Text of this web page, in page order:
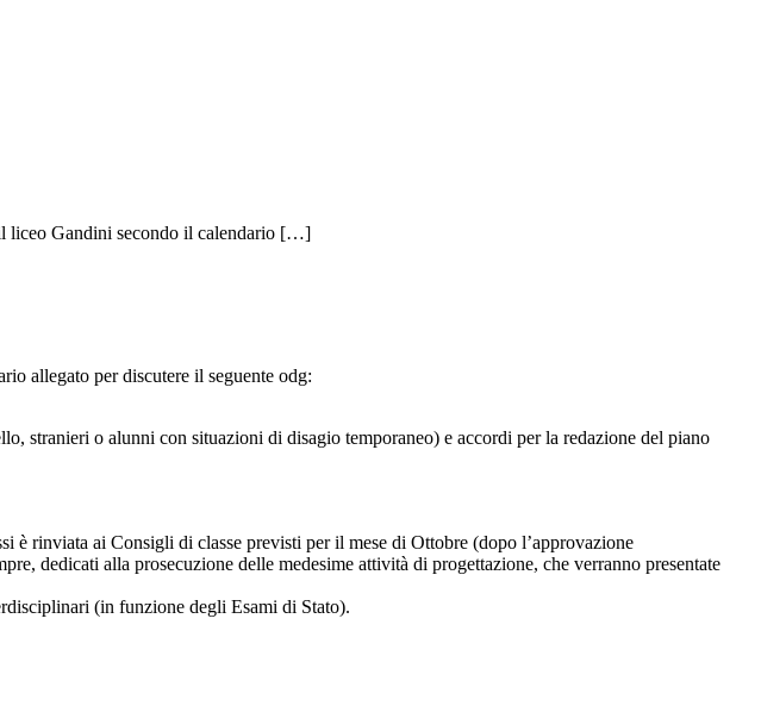
liceo Gandini secondo il calendario […]
allegato per discutere il seguente odg:
stranieri o alunni con situazioni di disagio temporaneo) e accordi per la redazione del piano
è rinviata ai Consigli di classe previsti per il mese di Ottobre (dopo l’approvazione
dedicati alla prosecuzione delle medesime attività di progettazione, che verranno presentate
(in funzione degli Esami di Stato).